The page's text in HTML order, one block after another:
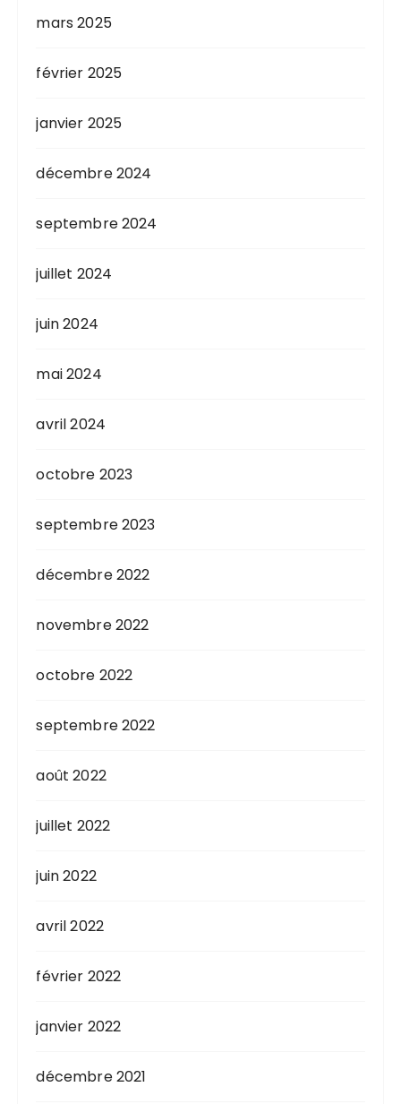
mars 2025
février 2025
janvier 2025
décembre 2024
septembre 2024
juillet 2024
juin 2024
mai 2024
avril 2024
octobre 2023
septembre 2023
décembre 2022
novembre 2022
octobre 2022
septembre 2022
août 2022
juillet 2022
juin 2022
avril 2022
février 2022
janvier 2022
décembre 2021